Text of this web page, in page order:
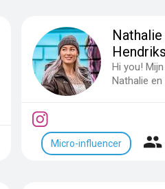
Nathalie
Hi you!
Nathalie en
Micro-influencer